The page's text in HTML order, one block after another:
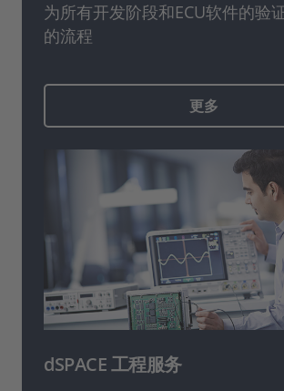
为所有开发阶段和ECU软件的验
的流程
更多
dSPACE 工程服务